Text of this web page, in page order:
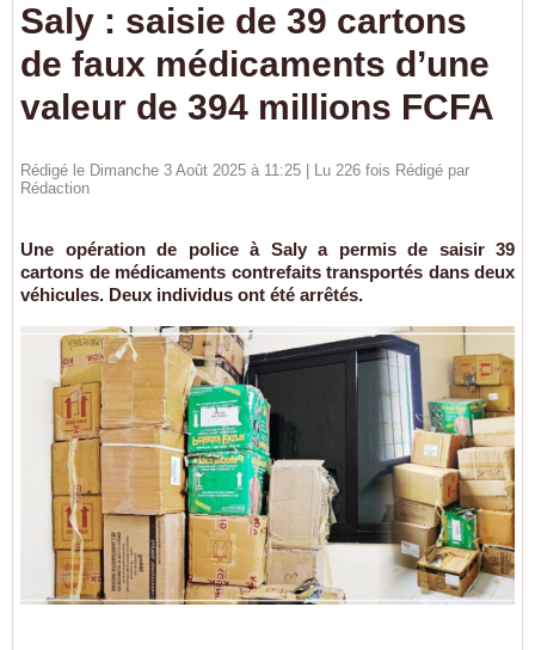
Saly : saisie de 39 cartons
de faux médicaments d’une
valeur de 394 millions FCFA
Rédigé le Dimanche 3 Août 2025 à 11:25 | Lu 226 fois Rédigé par
Rédaction
Une opération de police à Saly a permis de saisir 39
cartons de médicaments contrefaits transportés dans deux
véhicules. Deux individus ont été arrêtés.